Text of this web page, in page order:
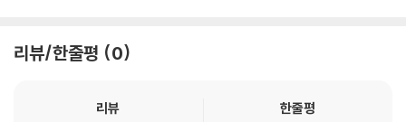
남성 생식계의 질병과 장애│아픈 건 부끄러운 일이 아니다
여성 생식계의 질병과 장애│임신에 따르는 위험
리뷰/한줄평 0
리뷰
한줄평